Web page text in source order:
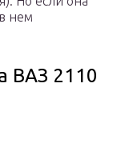
нем
ВАЗ 2110